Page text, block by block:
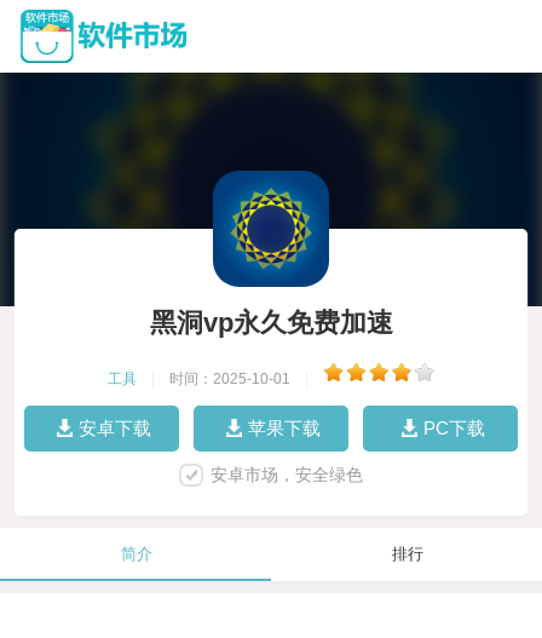
黑洞vp永久免费加速
工具 时间：2025-10-01
安卓下载 苹果下载 PC下载
安卓市场，安全绿色
简介 排行